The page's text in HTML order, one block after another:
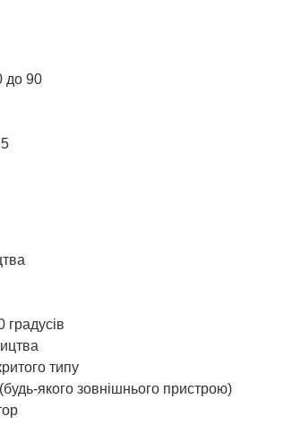
до 90
типу
якого зовнішнього пристрою)